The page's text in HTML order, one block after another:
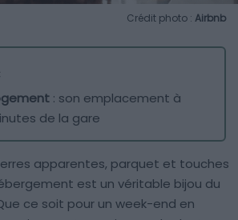
Crédit photo : Airbnb
: son emplacement à
de la gare
apparentes, parquet et touches
est un véritable bijou du
ce soit pour un week-end en